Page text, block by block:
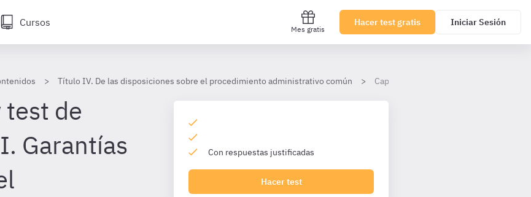
Cursos
Mes gratis
Hacer test gratis Iniciar Sesión
Título IV. De las disposiciones sobre el procedimiento administrativo común Capítulos I y II. Garantías e Iniciación
de
Garantías
Con respuestas justificadas
Hacer test